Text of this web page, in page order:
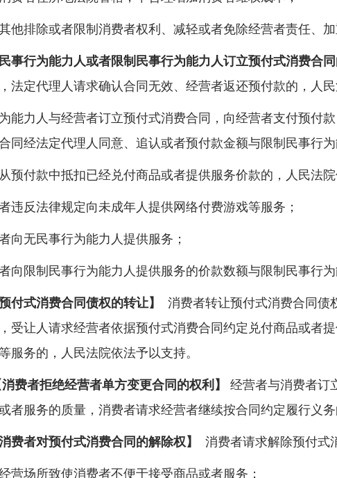
排除或者限制消费者权利、减轻或者免除经营者责任、加
行为能力人或者限制民事行为能力人订立预付式消费合同
法定代理人请求确认合同无效、经营者返还预付款的，人民
力人与经营者订立预付式消费合同，向经营者支付预付
同经法定代理人同意、追认或者预付款金额与限制民事行
付款中抵扣已经兑付商品或者提供服务价款的，人民法院
反法律规定向未成年人提供网络付费游戏等服务；
无民事行为能力人提供服务；
限制民事行为能力人提供服务的价款数额与限制民事行为
式消费合同债权的转让】
消费者转让预付式消费合同债
受让人请求经营者依据预付式消费合同约定兑付商品或者
服务的，人民法院依法予以支持。
者拒绝经营者单方变更合同的权利】 经营者与消费者订
者服务的质量，消费者请求经营者继续按合同约定履行义务
者对预付式消费合同的解除权】 消费者请求解除预付式
场所致使消费者不便于接受商品或者服务；